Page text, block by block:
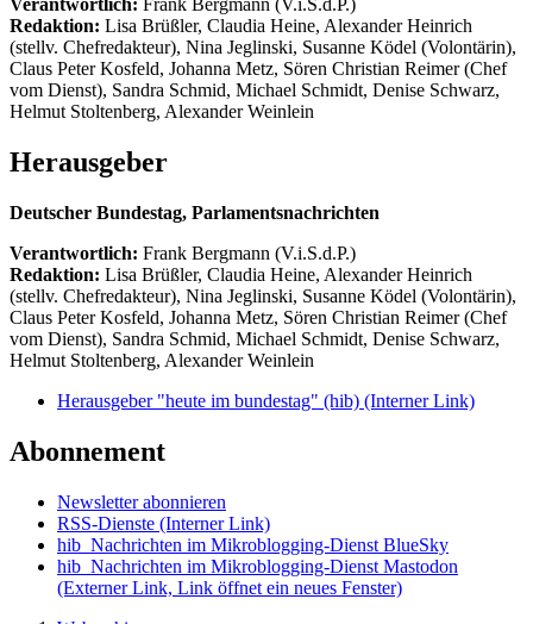
Verantwortlich: Frank Bergmann (V.i.S.d.P.)
Redaktion: Lisa Brüßler, Claudia Heine, Alexander Heinrich
(stellv. Chefredakteur), Nina Jeglinski, Susanne Ködel (Volontärin),
Claus Peter Kosfeld, Johanna Metz, Sören Christian Reimer (Chef
vom Dienst), Sandra Schmid, Michael Schmidt, Denise Schwarz,
Helmut Stoltenberg, Alexander Weinlein
Herausgeber
Deutscher Bundestag, Parlamentsnachrichten
Verantwortlich: Frank Bergmann (V.i.S.d.P.)
Redaktion: Lisa Brüßler, Claudia Heine, Alexander Heinrich
(stellv. Chefredakteur), Nina Jeglinski, Susanne Ködel (Volontärin),
Claus Peter Kosfeld, Johanna Metz, Sören Christian Reimer (Chef
vom Dienst), Sandra Schmid, Michael Schmidt, Denise Schwarz,
Helmut Stoltenberg, Alexander Weinlein
Herausgeber "heute im bundestag" (hib) (Interner Link)
Abonnement
Newsletter abonnieren
RSS-Dienste (Interner Link)
hib_Nachrichten im Mikroblogging-Dienst BlueSky
hib_Nachrichten im Mikroblogging-Dienst Mastodon
(Externer Link, Link öffnet ein neues Fenster)